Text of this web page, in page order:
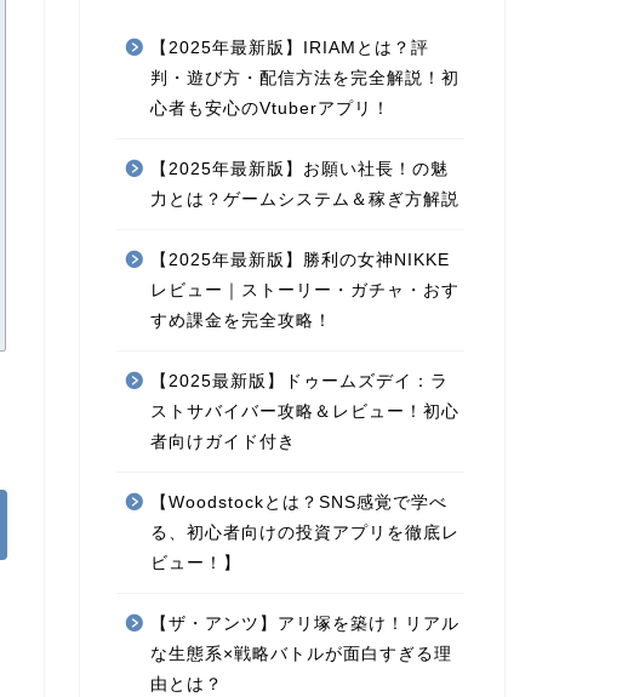
【2025年最新版】IRIAMとは？評
判・遊び方・配信方法を完全解説！初
心者も安心のVtuberアプリ！
【2025年最新版】お願い社長！の魅
力とは？ゲームシステム＆稼ぎ方解説
【2025年最新版】勝利の女神NIKKE
レビュー｜ストーリー・ガチャ・おす
すめ課金を完全攻略！
【2025最新版】ドゥームズデイ：ラ
ストサバイバー攻略＆レビュー！初心
者向けガイド付き
【Woodstockとは？SNS感覚で学べ
る、初心者向けの投資アプリを徹底レ
ビュー！】
【ザ・アンツ】アリ塚を築け！リアル
な生態系×戦略バトルが面白すぎる理
由とは？